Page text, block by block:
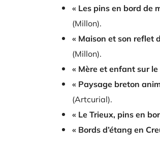
« Les pins en bord de
(Millon).
« Maison et son reflet
(Millon).
« Mère et enfant sur
« Paysage breton
(Artcurial).
« Le Trieux, pins en
« Bords d’étang en